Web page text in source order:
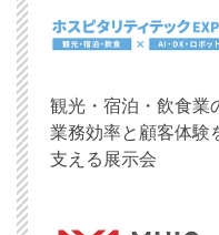
観光・宿泊・飲食業
業務効率と顧客体験
支える展示会